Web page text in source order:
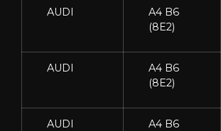
AUDI
A4 B6
(8E2)
AUDI
A4 B6
(8E2)
AUDI
A4 B6